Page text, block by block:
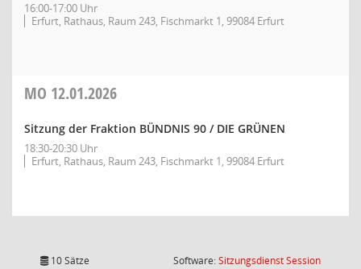
16:00-17:00 Uhr
Erfurt, Rathaus, Raum 243, Fischmarkt 1, 99084 Erfurt
MO 12.01.2026
Sitzung der Fraktion BÜNDNIS 90 / DIE GRÜNEN
18:30-20:30 Uhr
Erfurt, Rathaus, Raum 243, Fischmarkt 1, 99084 Erfurt
10 Sätze Software:SitzungsdienstSession(Wird in